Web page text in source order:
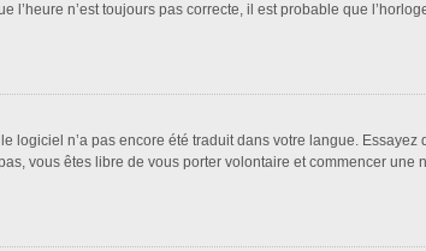
l’heure n’est toujours pas correcte, il est probable que
logiciel n’a pas encore été traduit dans votre langue.
vous êtes libre de vous porter volontaire et commencer